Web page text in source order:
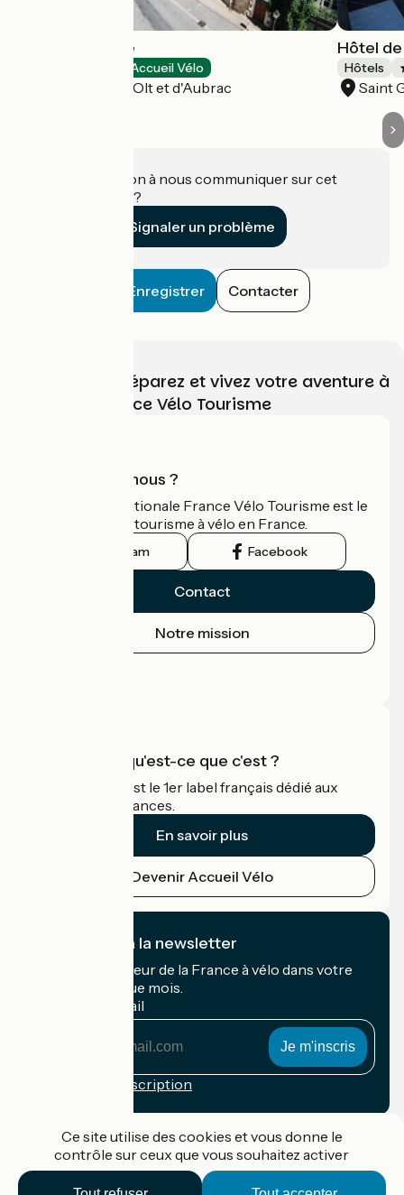
Hôtel de France
Accueil Vélo
Saint Geniez d'Olt et d'Aubrac
Hôtel
Hôtels
Saint
Une information à nous communiquer sur cet
établissement ?
Signaler un problème
Enregistrer Contacter
Choisissez, préparez et vivez votre aventure à
vélo avec France Vélo Tourisme
Qui sommes-nous ?
L'association nationale France Vélo Tourisme est le
guide officiel du tourisme à vélo en France.
Instagram Facebook
Contact
Notre mission
Accueil Vélo qu'est-ce que c'est ?
Accueil Vélo c'est le 1er label français dédié aux
cyclistes en vacances.
En savoir plus
Devenir Accueil Vélo
Je m'abonne à la newsletter
Recevez le meilleur de la France à vélo dans votre
boîte mail chaque mois.
Mon adresse mail
Conditions d'inscription
Ce site utilise des cookies et vous donne le
contrôle sur ceux que vous souhaitez activer